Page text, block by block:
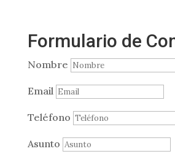
Formulario de
Nombre
Email
Teléfono
Asunto